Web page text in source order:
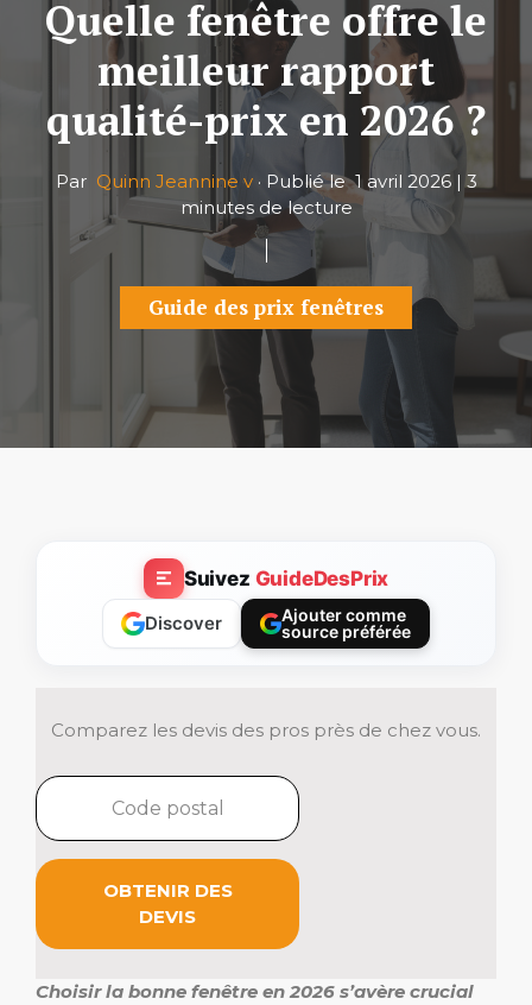
Quelle fenêtre offre le
meilleur rapport
qualité-prix en 2026 ?
Par Quinn Jeannine v · Publié le1 avril 2026 | 3
minutes de lecture
Guide des prix fenêtres
Suivez GuideDesPrix
Discover
Ajouter comme
source préférée
Comparez les devis des pros près de chez vous.
OBTENIR DES
DEVIS
Choisir la bonne fenêtre en 2026 s’avère crucial